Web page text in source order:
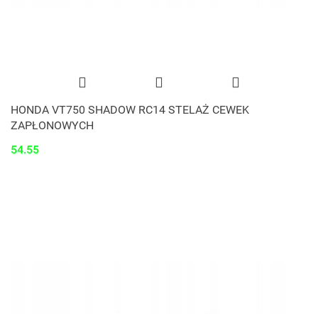
HONDA VT750 SHADOW RC14 STELAŻ CEWEK
ZAPŁONOWYCH
54.55